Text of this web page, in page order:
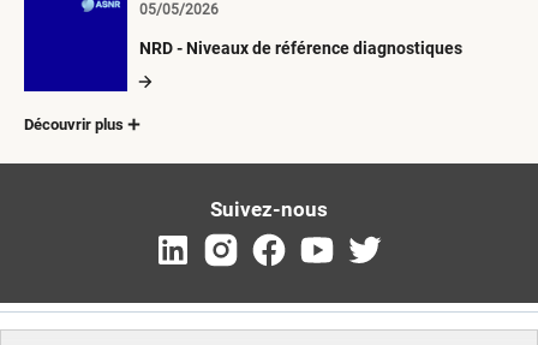
NRD - Niveaux de référence diagnostiques
05/05/2026
Découvrir plus
Suivez-nous